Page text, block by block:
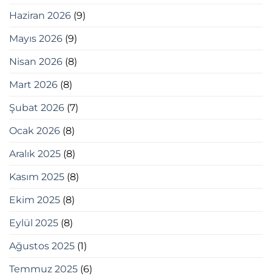
Haziran 2026 (9)
Mayıs 2026 (9)
Nisan 2026 (8)
Mart 2026 (8)
Şubat 2026 (7)
Ocak 2026 (8)
Aralık 2025 (8)
Kasım 2025 (8)
Ekim 2025 (8)
Eylül 2025 (8)
Ağustos 2025 (1)
Temmuz 2025 (6)